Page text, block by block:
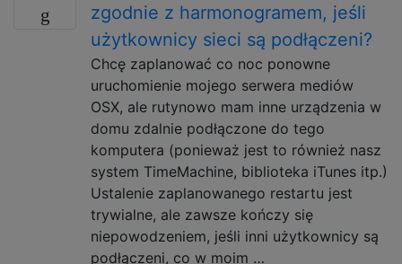
zgodnie z harmonogramem, jeśli
użytkownicy sieci są podłączeni?
Chcę zaplanować co noc ponowne
uruchomienie mojego serwera mediów
OSX, ale rutynowo mam inne urządzenia w
domu zdalnie podłączone do tego
komputera (ponieważ jest to również nasz
system TimeMachine, biblioteka iTunes itp.)
Ustalenie zaplanowanego restartu jest
trywialne, ale zawsze kończy się
niepowodzeniem, jeśli inni użytkownicy są
podłączeni, co w moim …